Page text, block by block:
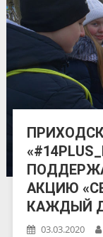
АКЦИЮ
КАЖДЫЙ
03.03.2020